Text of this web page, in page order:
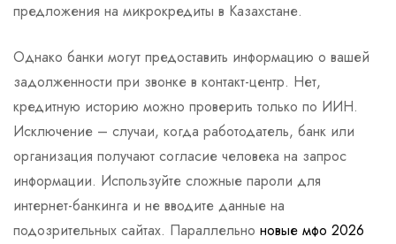
предложения на микрокредиты в Казахстане.
Однако банки могут предоставить информацию о вашей
задолженности при звонке в контакт-центр. Нет,
кредитную историю можно проверить только по ИИН.
Исключение – случаи, когда работодатель, банк или
организация получают согласие человека на запрос
информации. Используйте сложные пароли для
интернет-банкинга и не вводите данные на
подозрительных сайтах. Параллельно новые мфо 2026